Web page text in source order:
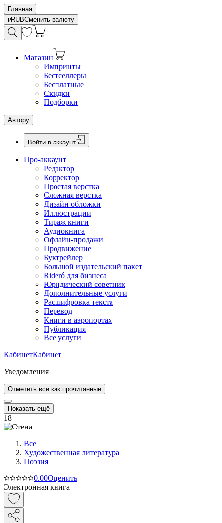
Главная
RUBСменить валюту
Магазин
Импринты
Бестселлеры
Бесплатные
Скидки
Подборки
Автору
Войти в аккаунт
Про-аккаунт
Редактор
Корректор
Простая верстка
Сложная верстка
Дизайн обложки
Иллюстрации
Тираж книги
Аудиокнига
Офлайн-продажи
Продвижение
Буктрейлер
Большой издательский пакет
Rideró для бизнеса
Юридический советник
Дополнительные услуги
Расшифровка текста
Перевод
Книги в аэропортах
Публикация
Все услуги
КабинетКабинет
Уведомления
Отметить все как прочитанные
Показать ещё
18+
Все
Художественная литература
Поэзия
0.00Оценить
Электронная книга